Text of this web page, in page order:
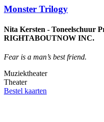
Monster Trilogy
Nita Kersten - Toneelschuur
RIGHTABOUTNOW INC.
Fear is a man’s best friend.
Muziektheater
Theater
Bestel kaarten